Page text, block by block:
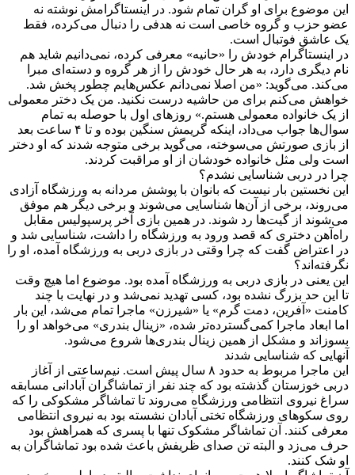
این موضوع برای او گران تمام شود. در اینستاگرامش نوشته نه
عضو حزب و گروه خاصی است نه هدفی را دنبال می‌کرده، فقط
یک عاشق فوتبال است.
در اینستاگرام خودش را «حانیه» معرفی کرده، نمی‌دانیم شاید هم
نام دیگری دارد، به هر حال خودش را از هر گروه و دسته‌ای مبرا
می‌کند. می‌گوید: «من اصلا نمی‌دانم عکس‌هایم چطور پخش شد.
خواهش می‌کنم برای من حاشیه درست نکنید. من یک دختر معمولی
از یک خانواده معمولی هستم.» روزهای اول با حوصله به تمام
سوال‌ها جواب می‌داد، اینکه گریمش سنگین بوده و تا ۴ ساعت بعد
از بازی صورتش می‌سوخته، می‌گوید برخی متوجه شدند که او دختر
است ولی مثل خانواده‌ خودشان از او مراقبت کردند.
چرا در دربی شناسایی نشدم؟
این نخستین بار نیست که بانوان با پوشش مردانه به ورزشگاه آزادی
می‌روند، برخی از آن‌ها شناسایی می‌شوند و برخی دیگر هم موفق
می‌شوند از گیت‌ها رد شوند. در همین بازی آخر پرسپولیس مقابل
راه‌آهن دختری که قصد ورود به ورزشگاه را داشت، شناسایی شد و
در اعتراض گفت که چرا وقتی در بازی دربی به ورزشگاه آمده، او را
نگرفته‌اند؟
این یعنی در بازی دربی به ورزشگاه آمده بود. موضوع اما هیچ وقت
تا این حد بزرگ نشده بود، کسی تهدید نمی‌شد و در نهایت با چند
کامنت «آفرین، دمت گرم» یا «شیرزن» ماجرا تمام می‌شد، این بار
اما ابعاد ماجرا کمی‌گسترده‌تر شده، «زینال بندری» می‌خواهد او را
بسوزاند و مشکل از همین زینال بندری‌ها شروع می‌شود.
آنهایی که شناسایی شدند
این ماجرا مربوط به حدود ۸ سال پیش است. نیم‌ساعتی از آغاز
دربی خوزستان گذشته بود که چند نفر از تماشاگران آبادانی مسابقه
سراغ نیروی انتظامی‌ ورزشگاه می‌روند تا تماشاگر مشکوکی را که
روی سکوهای ورزشگاه تختی آبادان نشسته بود به نیروی انتظامی‌
معرفی کنند. آن تماشاگر مشکوک تنها با پسری که همراهش بود
حرف می‌زد و البته تن صدای ظریفش باعث شده بود تماشاگران به
او شک کنند.